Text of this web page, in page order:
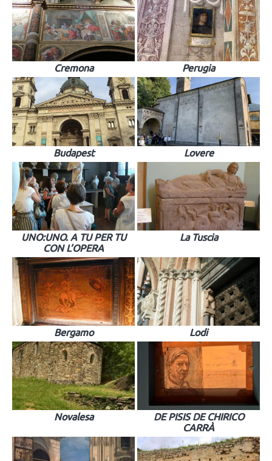
Cremona Perugia
Budapest Lovere
UNO:UNO. A TU PER TU
CON L’OPERA
La Tuscia
Bergamo Lodi
Novalesa
DE PISIS DE CHIRICO
CARRÀ